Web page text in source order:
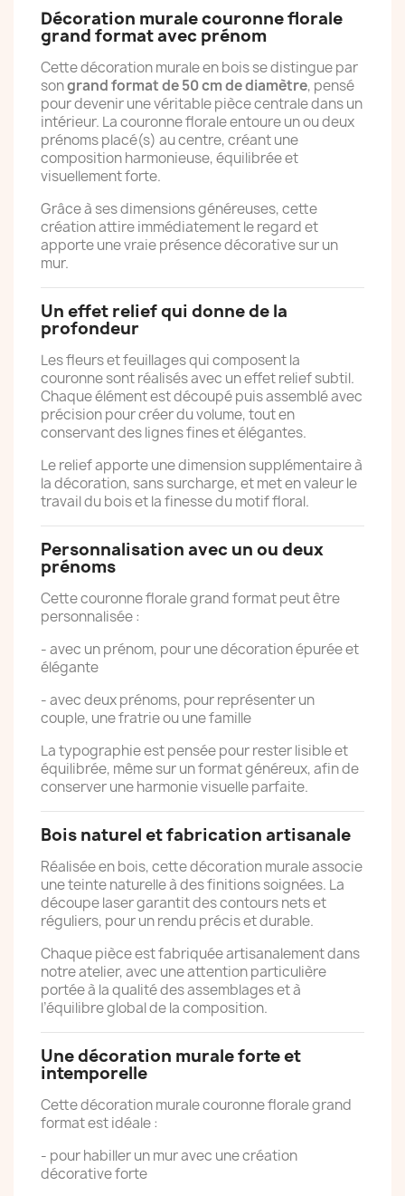
Décoration murale couronne florale
grand format avec prénom
Cette décoration murale en bois se distingue par
songrand format de 50 cm de diamètre, pensé
pour devenir une véritable pièce centrale dans un
intérieur. La couronne florale entoure un ou deux
prénoms placé(s) au centre, créant une
composition harmonieuse, équilibrée et
visuellement forte.
Grâce à ses dimensions généreuses, cette
création attire immédiatement le regard et
apporte une vraie présence décorative sur un
mur.
Un effet relief qui donne de la
profondeur
Les fleurs et feuillages qui composent la
couronne sont réalisés avec un effet relief subtil.
Chaque élément est découpé puis assemblé avec
précision pour créer du volume, tout en
conservant des lignes fines et élégantes.
Le relief apporte une dimension supplémentaire à
la décoration, sans surcharge, et met en valeur le
travail du bois et la finesse du motif floral.
Personnalisation avec un ou deux
prénoms
Cette couronne florale grand format peut être
personnalisée :
- avec un prénom, pour une décoration épurée et
élégante
- avec deux prénoms, pour représenter un
couple, une fratrie ou une famille
La typographie est pensée pour rester lisible et
équilibrée, même sur un format généreux, afin de
conserver une harmonie visuelle parfaite.
Bois naturel et fabrication artisanale
Réalisée en bois, cette décoration murale associe
une teinte naturelle à des finitions soignées. La
découpe laser garantit des contours nets et
réguliers, pour un rendu précis et durable.
Chaque pièce est fabriquée artisanalement dans
notre atelier, avec une attention particulière
portée à la qualité des assemblages et à
l’équilibre global de la composition.
Une décoration murale forte et
intemporelle
Cette décoration murale couronne florale grand
format est idéale :
- pour habiller un mur avec une création
décorative forte